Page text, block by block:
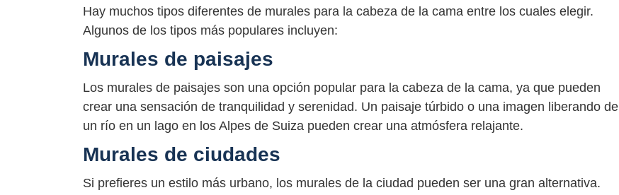
Hay muchos tipos diferentes de murales para la cabeza de la cama entre los cuales elegir.
Algunos de los tipos más populares incluyen:
Murales de paisajes
Los murales de paisajes son una opción popular para la cabeza de la cama, ya que pueden
crear una sensación de tranquilidad y serenidad. Un paisaje túrbido o una imagen liberando de
un río en un lago en los Alpes de Suiza pueden crear una atmósfera relajante.
Murales de ciudades
Si prefieres un estilo más urbano, los murales de la ciudad pueden ser una gran alternativa.